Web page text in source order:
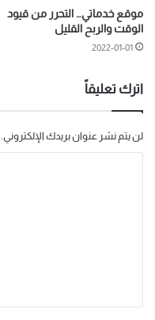
موقع خدماتي… التحرر من قيود
الوقت والربح القليل
2022-01-01
اترك تعليقاً
لن يتم نشر عنوان بريدك الإلكتروني.